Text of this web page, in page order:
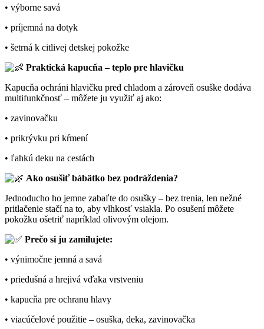
• výborne savá
• príjemná na dotyk
• šetrná k citlivej detskej pokožke
Praktická kapucňa – teplo pre hlavičku
Kapucňa ochráni hlavičku pred chladom a zároveň osuške dodáva
multifunkčnosť – môžete ju využiť aj ako:
• zavinovačku
• prikrývku pri kŕmení
• ľahkú deku na cestách
Ako osušiť bábätko bez podráždenia?
Jednoducho ho jemne zabaľte do osušky – bez trenia, len nežné
pritlačenie stačí na to, aby vlhkosť vsiakla. Po osušení môžete
pokožku ošetriť napríklad olivovým olejom.
Prečo si ju zamilujete:
• výnimočne jemná a savá
• priedušná a hrejivá vďaka vrstveniu
• kapucňa pre ochranu hlavy
• viacúčelové použitie – osuška, deka, zavinovačka